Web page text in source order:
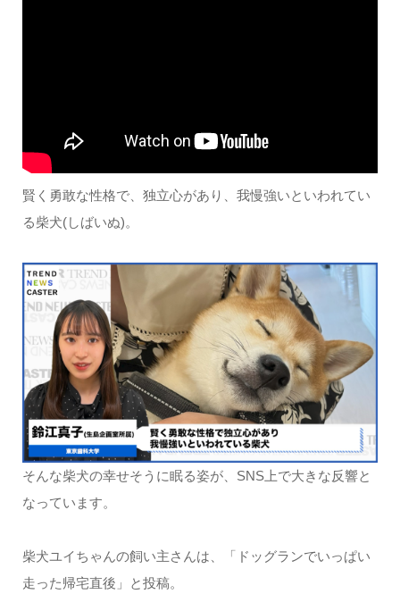
賢く勇敢な性格で、独立心があり、我慢強いといわれてい
る柴犬(しばいぬ)。
そんな柴犬の幸せそうに眠る姿が、SNS上で大きな反響と
なっています。
柴犬ユイちゃんの飼い主さんは、「ドッグランでいっぱい
走った帰宅直後」と投稿。